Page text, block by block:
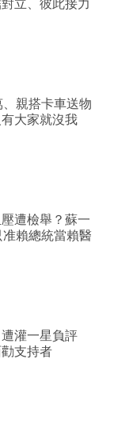
親搭卡車送物
大家就沒我
遭檢舉？蘇一
賴總統當賴醫
灌一星負評
支持者